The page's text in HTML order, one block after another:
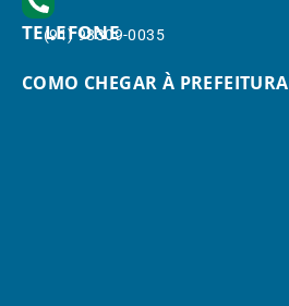
TELEFONE
(91) 98309-0035
COMO CHEGAR À PREFEITURA